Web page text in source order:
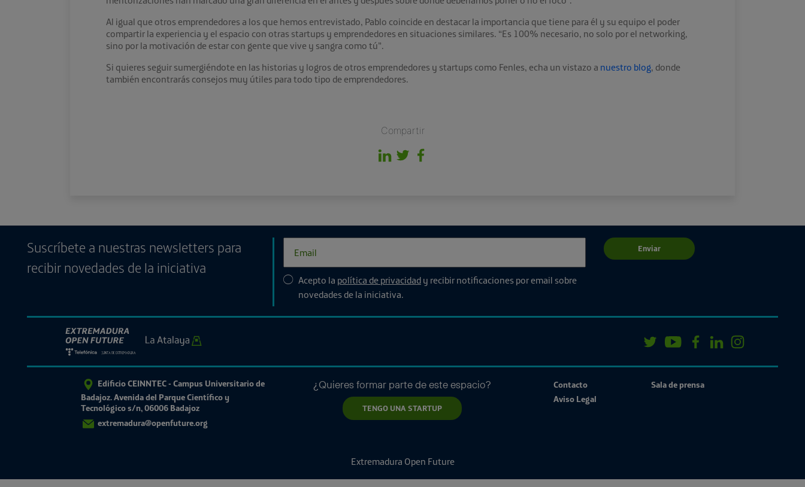
Al igual que otros emprendedores a los que hemos entrevistado, Pablo coincide en destacar la importancia que tiene para él y su equipo el poder
compartir la experiencia y el espacio con otras startups y emprendedores en situaciones similares. “Es 100% necesario, no solo por el networking,
sino por la motivación de estar con gente que vive y sangra como tú”.
Si quieres seguir sumergiéndote en las historias y logros de otros emprendedores y startups como Fenles, echa un vistazo a nuestro blog, donde
también encontrarás consejos muy útiles para todo tipo de emprendedores.
Compartir
Suscríbete a nuestras newsletters para
recibir novedades de la iniciativa
Acepto la política de privacidad y recibir notificaciones por email sobre
novedades de la iniciativa.
Enviar
Edificio CEINNTEC - Campus Universitario de
Badajoz. Avenida del Parque Científico y
Tecnológico s/n, 06006 Badajoz
extremadura@openfuture.org
¿Quieres formar parte de este espacio?
TENGO UNA STARTUP
Contacto
Sala de prensa
Aviso Legal
Extremadura Open Future